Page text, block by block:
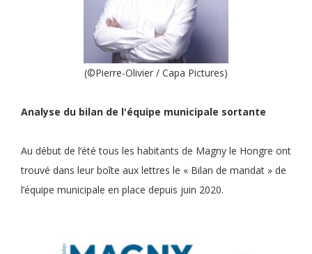
(©Pierre-Olivier / Capa Pictures)
Analyse du bilan de l'équipe municipale sortante
Au début de l’été tous les habitants de Magny le Hongre ont
trouvé dans leur boîte aux lettres le « Bilan de mandat » de
l’équipe municipale en place depuis juin 2020.